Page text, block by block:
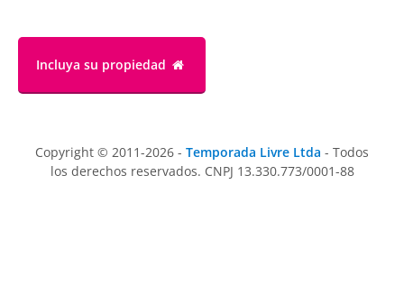
Incluya su propiedad
Copyright © 2011-2026 - Temporada Livre Ltda - Todos
los derechos reservados. CNPJ 13.330.773/0001-88